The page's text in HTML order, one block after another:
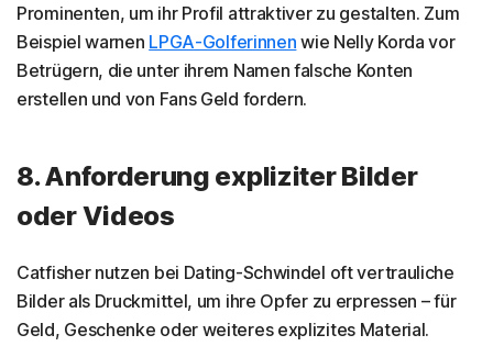
Prominenten, um ihr Profil attraktiver zu gestalten. Zum
Beispiel warnen LPGA-Golferinnen wie Nelly Korda vor
Betrügern, die unter ihrem Namen falsche Konten
erstellen und von Fans Geld fordern.
8. Anforderung expliziter Bilder
oder Videos
Catfisher nutzen bei Dating-Schwindel oft vertrauliche
Bilder als Druckmittel, um ihre Opfer zu erpressen – für
Geld, Geschenke oder weiteres explizites Material.